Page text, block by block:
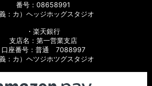
番号：08658991
：カ）ヘッジホッグスタジオ
・楽天銀行
支店名：第一営業支店
口座番号：普通 7088997
：カ）ヘツジホツグスタジオ